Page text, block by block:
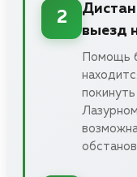
2
выезд
Помощь